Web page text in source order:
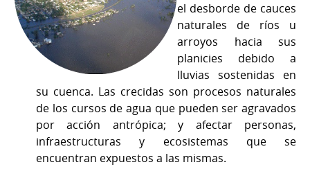
el desborde de cauces
naturales de ríos u
arroyos hacia sus
planicies debido a
lluvias sostenidas en
su cuenca. Las crecidas son procesos naturales
de los cursos de agua que pueden ser agravados
por acción antrópica; y afectar personas,
infraestructuras y ecosistemas que se
encuentran expuestos a las mismas.